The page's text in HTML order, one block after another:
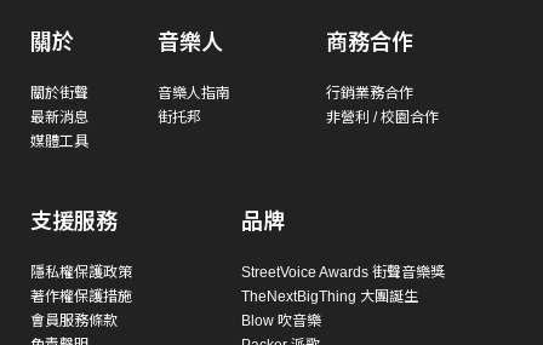
關於
關於街聲
最新消息
媒體工具
音樂人
音樂人指南
街托邦
商務合作
行銷業務合作
非營利 / 校園合作
支援服務
隱私權保護政策
著作權保護措施
會員服務條款
品牌
StreetVoice Awards 街聲音樂獎
TheNextBigThing 大團誕生
Blow 吹音樂